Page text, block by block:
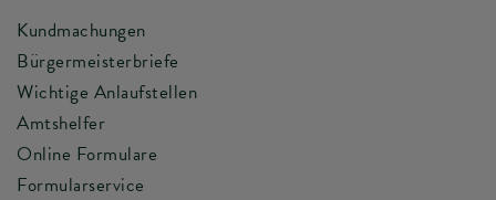
Kundmachungen
Bürgermeisterbriefe
Wichtige Anlaufstellen
Amtshelfer
Online Formulare
Formularservice